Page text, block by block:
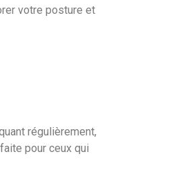
votre posture et
régulièrement,
pour ceux qui